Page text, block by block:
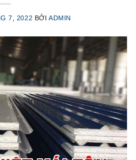
7, 2022 BỞI ADMIN